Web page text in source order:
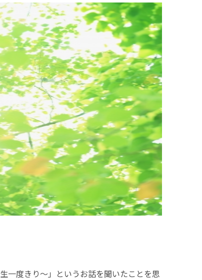
一度きり～」というお話を聞いたことを思